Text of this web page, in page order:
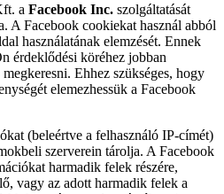
a Facebook Inc. szolgáltatását
A Facebook cookiekat használ abból
használatának elemzését. Ennek
érdeklődési köréhez jobban
Ehhez szükséges, hogy
elemezhessük a Facebook
(beleértve a felhasználó IP-címét)
szerverein tárolja. A Facebook
harmadik felek részére,
vagy az adott harmadik felek a